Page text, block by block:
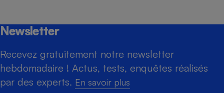
Newsletter
Recevez gratuitement notre newsletter
hebdomadaire ! Actus, tests, enquêtes réalisés
par des experts. En savoir plus